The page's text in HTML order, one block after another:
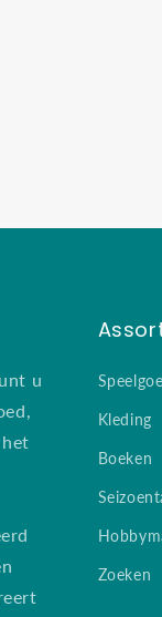
u
Kleding
Boeken
Zoeken